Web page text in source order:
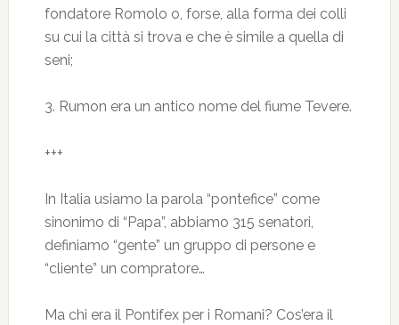
fondatore Romolo o, forse, alla forma dei colli
su cui la città si trova e che è simile a quella di
seni;
3. Rumon era un antico nome del fiume Tevere.
+++
In Italia usiamo la parola “pontefice” come
sinonimo di “Papa”, abbiamo 315 senatori,
definiamo “gente” un gruppo di persone e
“cliente” un compratore…
Ma chi era il Pontifex per i Romani? Cos’era il